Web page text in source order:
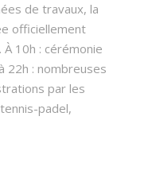
de travaux, la
officiellement
10h : cérémonie
22h : nombreuses
par les
padel,